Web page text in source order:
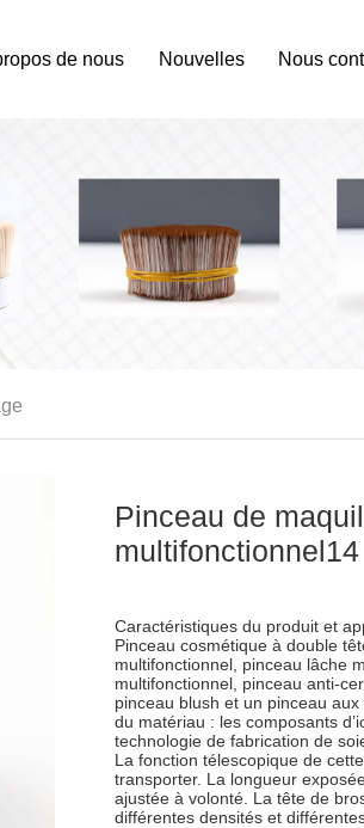
de nous Nouvelles Nous
Pinceau de
multifonctionnel14
Caractéristiques du produit et
Pinceau cosmétique à double
multifonctionnel, pinceau lâche
multifonctionnel, pinceau anti-
pinceau blush et un pinceau
du matériau : les composants
technologie de fabrication de
La fonction télescopique de
transporter. La longueur
ajustée à volonté. La tête de
différentes densités et